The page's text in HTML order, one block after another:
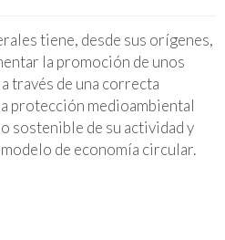
tiene, desde sus orígenes,
la promoción de unos
través de una correcta
protección medioambiental
sostenible de su actividad y
de economía circular.